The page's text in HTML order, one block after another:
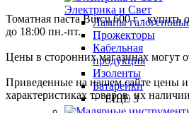
Электрика и Свет
Лампы
Прожекторы
Кабельная
продукция
Изоленты
Батарейки
+ ЕЩЕ 3
Томатная паста Burcu 600 г - купить
до 18:00 пн.-пт.
Цены в сторонних магазинах могут
Приведенные на нашем сайте цены и
характеристиках товаров, их